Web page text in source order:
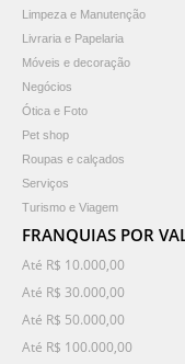
Limpeza e Manutenção
Livraria e Papelaria
Móveis e decoração
Negócios
Ótica e Foto
Pet shop
Roupas e calçados
Serviços
Turismo e Viagem
FRANQUIAS POR
Até R$ 10.000,00
Até R$ 30.000,00
Até R$ 50.000,00
Até R$ 100.000,00